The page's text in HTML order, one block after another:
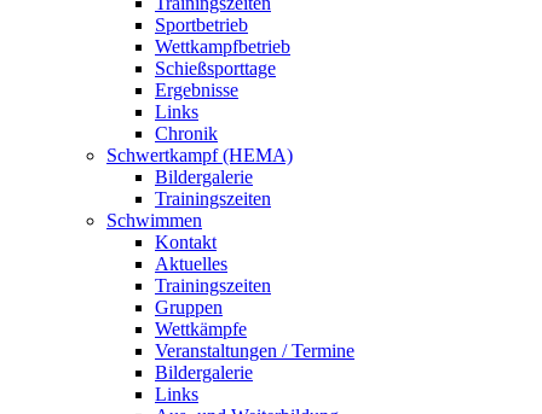
Sportbetrieb
Wettkampfbetrieb
Schießsporttage
Ergebnisse
Links
Chronik
Schwertkampf (HEMA)
Bildergalerie
Trainingszeiten
Schwimmen
Kontakt
Aktuelles
Trainingszeiten
Gruppen
Wettkämpfe
Veranstaltungen / Termine
Bildergalerie
Links